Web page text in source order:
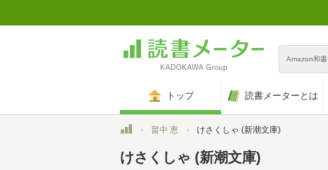
Amazon和書
トップ 読書メーターとは
トップ畠中 恵 けさくしゃ (新潮文庫)
けさくしゃ (新潮文庫)